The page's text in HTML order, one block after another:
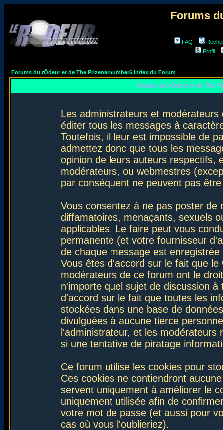
Forums
FAQ
Profil
Forums du rÔdeur et de The Prizenarnumber6 Index du Forum
Forums du rÔdeur et de The
Les administrateurs et
éditer tous les messages à
Toutefois, il leur est impossible de
admettez donc que tous les
opinion de leurs auteurs respectifs,
modérateurs, ou webmestres
par conséquent ne peuvent pas
Vous consentez à ne pas poster de
diffamatoires, menaçants, sexuels
applicables. Le faire peut vous
permanente (et votre fournisseur
de chaque message est
Vous êtes d'accord sur le fait que
modérateurs de ce forum ont le
n'importe quel sujet de discussion
d'accord sur le fait que toutes les
stockées dans une base de
divulguées à aucune tierce
l'administrateur, et les
si une tentative de piratage
Ce forum utilise les cookies pour
Ces cookies ne contiendront
servent uniquement à améliorer le
uniquement utilisée afin de
votre mot de passe (et aussi pour
cas où vous l'oublieriez).